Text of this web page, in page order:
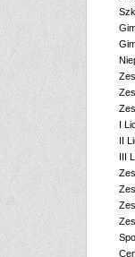
I
II
III